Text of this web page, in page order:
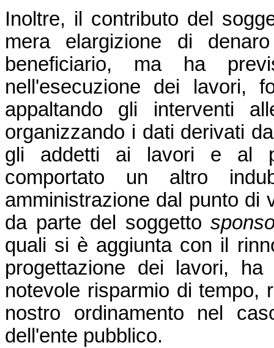
Inoltre, il contributo del
mera elargizione di
beneficiario, ma ha
nell'esecuzione dei lavori,
appaltando gli interventi
organizzando i dati derivati
gli addetti ai lavori e al
comportato un altro
amministrazione dal punto di
da parte del soggetto
quali si è aggiunta con il
progettazione dei lavori,
notevole risparmio di tempo,
nostro ordinamento nel
dell'ente pubblico.